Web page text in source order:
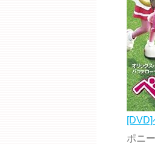
[DVD]
ポニ